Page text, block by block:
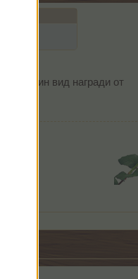
(един вид награди от